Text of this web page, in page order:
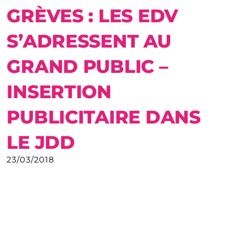
GRÈVES : LES EDV
S’ADRESSENT AU
GRAND PUBLIC –
INSERTION
PUBLICITAIRE DANS
LE JDD
23/03/2018